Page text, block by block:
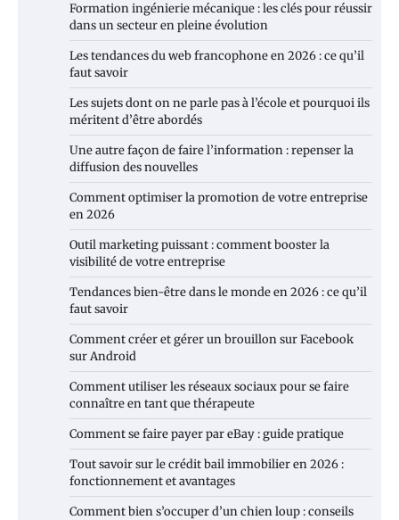
Formation ingénierie mécanique : les clés pour réussir
dans un secteur en pleine évolution
Les tendances du web francophone en 2026 : ce qu’il
faut savoir
Les sujets dont on ne parle pas à l’école et pourquoi ils
méritent d’être abordés
Une autre façon de faire l’information : repenser la
diffusion des nouvelles
Comment optimiser la promotion de votre entreprise
en 2026
Outil marketing puissant : comment booster la
visibilité de votre entreprise
Tendances bien-être dans le monde en 2026 : ce qu’il
faut savoir
Comment créer et gérer un brouillon sur Facebook
sur Android
Comment utiliser les réseaux sociaux pour se faire
connaître en tant que thérapeute
Comment se faire payer par eBay : guide pratique
Tout savoir sur le crédit bail immobilier en 2026 :
fonctionnement et avantages
Comment bien s’occuper d’un chien loup : conseils